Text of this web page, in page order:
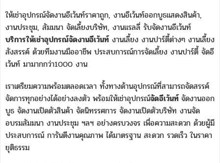
ให้เช่าอุปกรณ์จัดงานอีเว้นท์ราคาถูก, งานอีเว้นท์ออกบูธแสดงสินค้า,
งานประชุม, สัมมนา จัดเลี้ยงบริษัท, งานแรลลี่ รับจัดงานอีเว้นท์
บริการให้เช่าอุปกรณ์จัดงานอีเว้นท์ งานเลี้ยง งานปาร์ตี้ต่างๆ งานเลี้ยง
สังสรรค์ ด้วยทีมงานมืออาชีพ ประสบการณ์การจัดเลี้ยง งานปาร์ตี้ จัดอี
เว้นท์ มามากกว่า1000 งาน
เราเตรียมความพร้อมตลอดเวลา ทั้งทางด้านอุปกรณ์ที่สามารถจัดสรรค์
จัดการทุกอย่างได้อย่างลงตัว พร้อมให้เช่าอุปกรณ์จัดอีเว้นท์ จัดงานออก
บูธ จัดงานเปิดตัวสินค้า จัดนิทรรศการ จัดงานเปิดตัวบริษัท งานจัด
อบรมสัมมนา งานประชุม ฯลฯ อย่างครบวงจร เพื่อความสะดวก ด้วยผู้มี
ประสบการณ์ การันตีงานคุณภาพ ได้มาตรฐาน สะดวก รวดเร็ว ในราคา
ยุติธรรม